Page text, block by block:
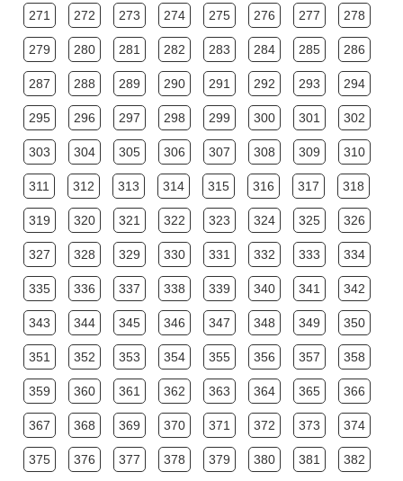
271 272 273 274 275 276 277 278
279 280 281 282 283 284 285 286
287 288 289 290 291 292 293 294
295 296 297 298 299 300 301 302
303 304 305 306 307 308 309 310
311 312 313 314 315 316 317 318
319 320 321 322 323 324 325 326
327 328 329 330 331 332 333 334
335 336 337 338 339 340 341 342
343 344 345 346 347 348 349 350
351 352 353 354 355 356 357 358
359 360 361 362 363 364 365 366
367 368 369 370 371 372 373 374
375 376 377 378 379 380 381 382